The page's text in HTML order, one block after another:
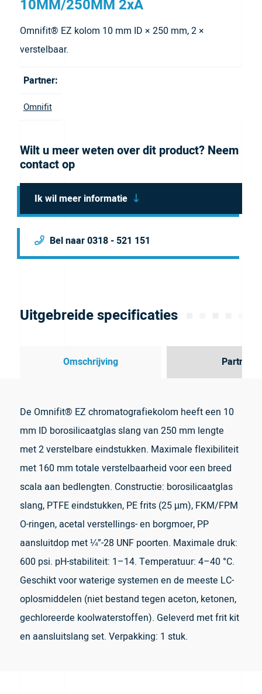
10MM/250MM 2xA
Omnifit® EZ kolom 10 mm ID × 250 mm, 2 ×
verstelbaar.
Partner:
Omnifit
Wilt u meer weten over dit product? Neem
contact op
Ik wil meer informatie
Bel naar 0318 - 521 151
Uitgebreide specificaties
Omschrijving Partner
De Omnifit® EZ chromatografiekolom heeft een 10
mm ID borosilicaatglas slang van 250 mm lengte
met 2 verstelbare eindstukken. Maximale flexibiliteit
met 160 mm totale verstelbaarheid voor een breed
scala aan bedlengten. Constructie: borosilicaatglas
slang, PTFE eindstukken, PE frits (25 µm), FKM/FPM
O-ringen, acetal verstellings- en borgmoer, PP
aansluitdop met ¼”-28 UNF poorten. Maximale druk:
600 psi. pH-stabiliteit: 1–14. Temperatuur: 4–40 °C.
Geschikt voor waterige systemen en de meeste LC-
oplosmiddelen (niet bestand tegen aceton, ketonen,
gechloreerde koolwaterstoffen). Geleverd met frit kit
en aansluitslang set. Verpakking: 1 stuk.